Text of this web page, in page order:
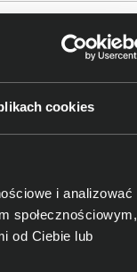
cookies
i analizować
społecznościowym,
od Ciebie lub